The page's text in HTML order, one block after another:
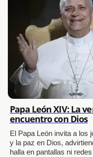
Papa León XIV: La
encuentro con Dios
El Papa León invita a los
y la paz en Dios,
halla en pantallas ni